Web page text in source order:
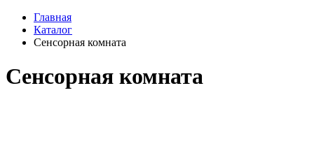
Главная
Каталог
Сенсорная комната
Сенсорная комната